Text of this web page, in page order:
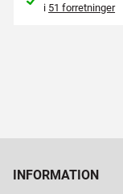
i 51 forretninger
INFORMATION